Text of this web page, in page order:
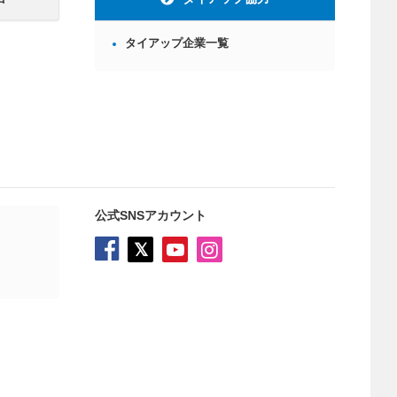
タイアップ企業一覧
公式SNSアカウント